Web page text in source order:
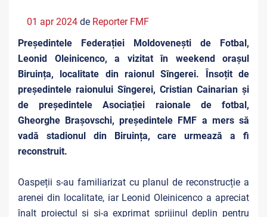
01 apr 2024 de Reporter FMF
Președintele Federației Moldovenești de Fotbal,
Leonid Oleinicenco, a vizitat în weekend orașul
Biruința, localitate din raionul Sîngerei. Însoțit de
președintele raionului Sîngerei, Cristian Cainarian și
de președintele Asociației raionale de fotbal,
Gheorghe Brașovschi, președintele FMF a mers să
vadă stadionul din Biruința, care urmează a fi
reconstruit.
Oaspeții s-au familiarizat cu planul de reconstrucție a
arenei din localitate, iar Leonid Oleinicenco a apreciat
înalt proiectul și și-a exprimat sprijinul deplin pentru